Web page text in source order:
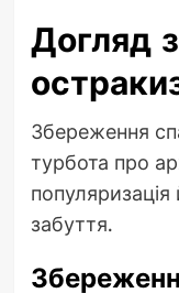
Догляд
Збереження
турбота про
популяризація
забуття.